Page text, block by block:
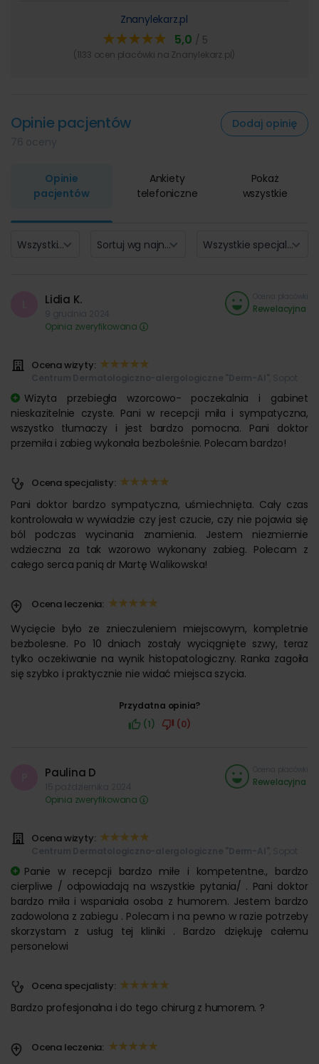
Znanylekarz.pl
5,0 / 5
(1133 ocen placówki na Znanylekarz.pl)
Opinie pacjentów Dodaj opinię
Opinie
pacjentów
Ankiety
telefoniczne
Pokaż
wszystkie
Wszystkie oceny (15) Sortuj wg najnowszych Wszystkie specjalizacje
Lidia K.
Opinia zweryfikowana
Rewelacyjna
Ocena wizyty:
Wizyta przebiegła wzorcowo- poczekalnia i gabinet
nieskazitelnie czyste. Pani w recepcji miła i sympatyczna,
wszystko tłumaczy i jest bardzo pomocna. Pani doktor
przemiła i zabieg wykonała bezboleśnie. Polecam bardzo!
Ocena specjalisty:
Pani doktor bardzo sympatyczna, uśmiechnięta. Cały czas
kontrolowała w wywiadzie czy jest czucie, czy nie pojawia się
ból podczas wycinania znamienia. Jestem niezmiernie
wdzieczna za tak wzorowo wykonany zabieg. Polecam z
całego serca panią dr Martę Walikowska!
Ocena leczenia:
Wycięcie było ze znieczuleniem miejscowym, kompletnie
bezbolesne. Po 10 dniach zostały wyciągnięte szwy, teraz
tylko oczekiwanie na wynik histopatologiczny. Ranka zagoiła
się szybko i praktycznie nie widać miejsca szycia.
Przydatna opinia?
(1)
(0)
Paulina D
Opinia zweryfikowana
Rewelacyjna
Ocena wizyty:
Panie w recepcji bardzo miłe i kompetentne., bardzo
cierpliwe / odpowiadają na wszystkie pytania/ . Pani doktor
bardzo miła i wspaniała osoba z humorem. Jestem bardzo
zadowolona z zabiegu . Polecam i na pewno w razie potrzeby
skorzystam z usług tej kliniki . Bardzo dziękuję całemu
personelowi
Ocena specjalisty:
Bardzo profesjonalna i do tego chirurg z humorem. ?
Ocena leczenia: